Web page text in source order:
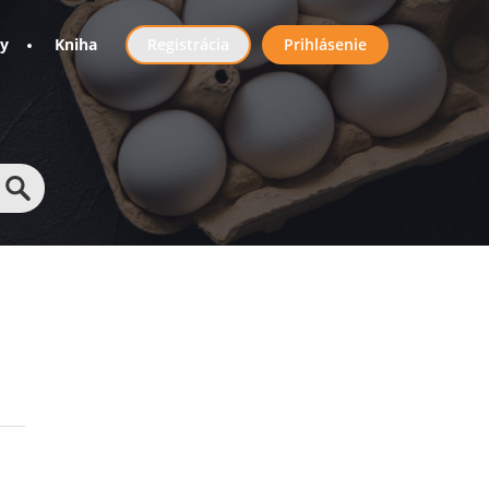
Kniha
User
account
menu
Registrácia Prihlásenie